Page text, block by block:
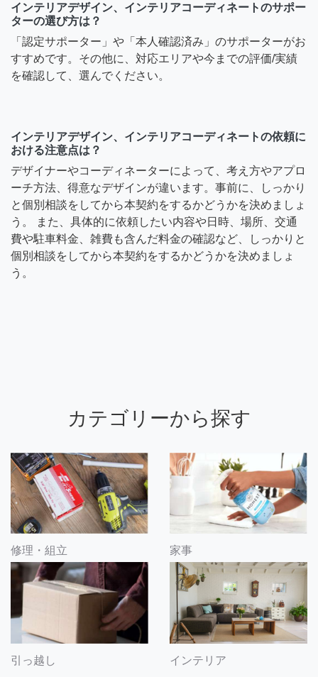
インテリアデザイン、インテリアコーディネートのサポー
ターの選び方は？
「認定サポーター」や「本人確認済み」のサポーターがお
すすめです。その他に、対応エリアや今までの評価/実績
を確認して、選んでください。
インテリアデザイン、インテリアコーディネートの依頼に
おける注意点は？
デザイナーやコーディネーターによって、考え方やアプロ
ーチ方法、得意なデザインが違います。事前に、しっかり
と個別相談をしてから本契約をするかどうかを決めましょ
う。 また、具体的に依頼したい内容や日時、場所、交通
費や駐車料金、雑費も含んだ料金の確認など、しっかりと
個別相談をしてから本契約をするかどうかを決めましょ
う。
カテゴリーから探す
修理・組立 家事
引っ越し インテリア